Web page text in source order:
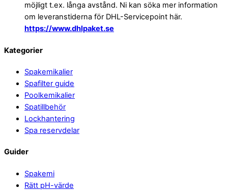
möjligt t.ex. långa avstånd. Ni kan söka mer information
om leveranstiderna för DHL-Servicepoint här.
https://www.dhlpaket.se
Back
Top
Kategorier
Spakemikalier
Spafilter guide
Poolkemikalier
Spatillbehör
Lockhantering
Spa reservdelar
Guider
Spakemi
Rätt pH-värde